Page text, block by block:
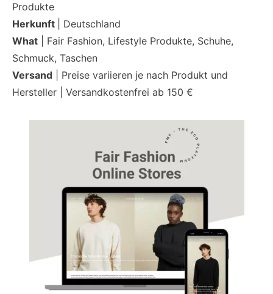
Produkte
Herkunft
| Deutschland
What | Fair Fashion, Lifestyle Produkte, Schuhe,
Schmuck, Taschen
Versand | Preise variieren je nach Produkt und
Hersteller | Versandkostenfrei ab 150 €